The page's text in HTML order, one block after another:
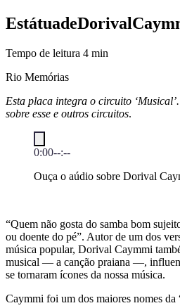
EstátuadeDorival
Tempo de leitura 4 min
Rio Memórias
Esta placa integra o circuito ‘Musical’.
sobre esse e outros circuitos.
0:00--:--
Ouça o aúdio sobre Dorival
“Quem não gosta do samba bom
ou doente do pé”. Autor de um dos
música popular, Dorival Caymmi
musical — a canção praiana —,
se tornaram ícones da nossa música.
Caymmi foi um dos maiores nomes da